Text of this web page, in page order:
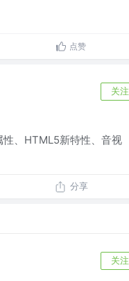
点赞
关注
、HTML5新特性、音视
分享
关注